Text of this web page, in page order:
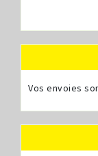
Vos envoies